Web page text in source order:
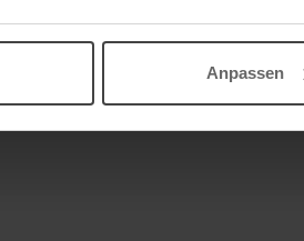
Anpassen
der EU – Recruiting, Visum..
Visum und Integration Sie suchen zuverlässige
bei de ..